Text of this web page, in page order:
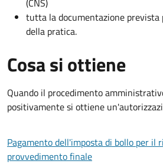
(CNS)
tutta la documentazione prevista
della pratica.
Cosa si ottiene
Quando il procedimento
positivamente si ottiene
Pagamento dell'imposta di bollo per il
provvedimento finale